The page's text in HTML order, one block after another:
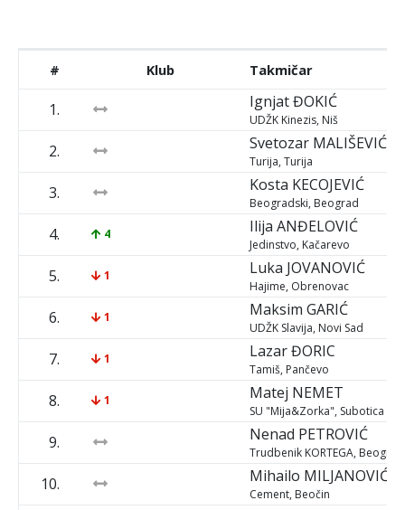
# Klub Takmičar
1. IgnjatĐOKIĆ
UDŽK Kinezis, Niš
2. Svetozar MALIŠEVIĆ
Turija, Turija
3. Kosta KECOJEVIĆ
Beogradski, Beograd
4. 4 Ilija ANĐELOVIĆ
Jedinstvo, Kačarevo
5. 1 Luka JOVANOVIĆ
Hajime, Obrenovac
6. 1 Maksim GARIĆ
UDŽK Slavija, Novi Sad
7. 1 LazarĐORIC
Tamiš, Pančevo
8. 1 Matej NEMET
SU "Mija&Zorka", Subotica
9. Nenad PETROVIĆ
Trudbenik KORTEGA, Beograd
10. Mihailo MILJANOVIĆ
Cement, Beočin